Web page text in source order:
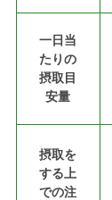
一日当
たりの
摂取目
安量
摂取を
する上
での注